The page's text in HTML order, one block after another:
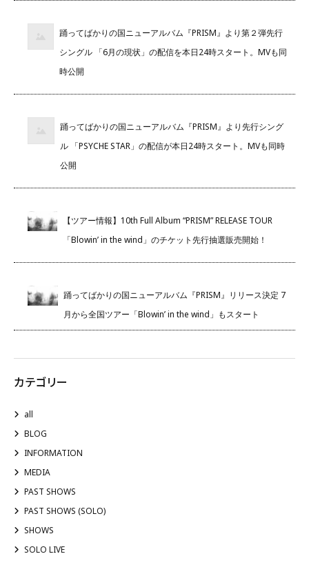
踊ってばかりの国ニューアルバム『PRISM』より第２弾先行
シングル 「6月の現状」の配信を本日24時スタート。MVも同
時公開
踊ってばかりの国ニューアルバム『PRISM』より先行シング
ル 「PSYCHE STAR」の配信が本日24時スタート。MVも同時
公開
【ツアー情報】10th Full Album “PRISM” RELEASE TOUR
「Blowin’ in the wind」のチケット先行抽選販売開始！
踊ってばかりの国ニューアルバム『PRISM』リリース決定 7
月から全国ツアー「Blowin’ in the wind」もスタート
カテゴリー
all
BLOG
INFORMATION
MEDIA
PAST SHOWS
PAST SHOWS (SOLO)
SHOWS
SOLO LIVE